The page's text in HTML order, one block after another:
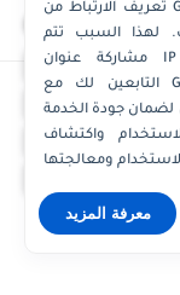
واتساب الكويت
واتساب قطر
واتساب عُمان
وظائف الكويت توداي - Kuwait
تعريف الارتباط من Google لتقديم خدماته
لهذا السبب تتم
مشاركة عنوان IP ووكيل المستخدم
التابعين لك مع Google بالإضافة إلى
لضمان جودة الخدمة
واكتشاف
معرفة المزيد